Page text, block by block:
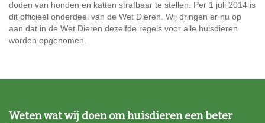
doden van honden en katten strafbaar te stellen. Per 1 juli 2014 is
dit officieel onderdeel van de Wet Dieren. Wij dringen er nu op
aan dat in de Wet Dieren dezelfde regels voor alle huisdieren
worden opgenomen.
Weten wat wij doen om huisdieren een beter